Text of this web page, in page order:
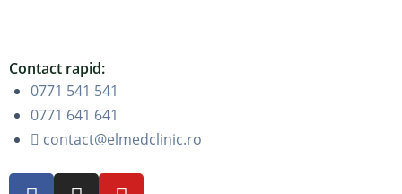
Contact rapid:
0771 541 541
0771 641 641
contact@elmedclinic.ro